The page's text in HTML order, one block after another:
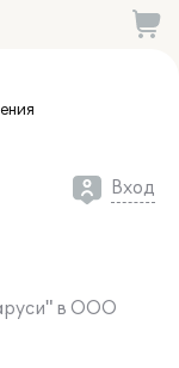
Вход
в ООО